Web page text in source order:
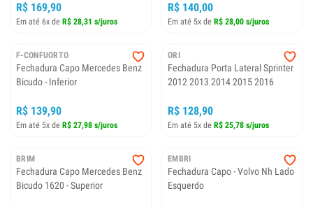
R$ 169,90
Em até 6x de R$ 28,31 s/juros
R$ 140,00
Em até 5x de R$ 28,00 s/juros
F-CONFUORTO
Fechadura Capo Mercedes Benz
Bicudo - Inferior
R$ 139,90
Em até 5x de R$ 27,98 s/juros
ORI
Fechadura Porta Lateral Sprinter
2012 2013 2014 2015 2016
R$ 128,90
Em até 5x de R$ 25,78 s/juros
BRIM
Fechadura Capo Mercedes Benz
Bicudo 1620 - Superior
EMBRI
Fechadura Capo - Volvo Nh Lado
Esquerdo